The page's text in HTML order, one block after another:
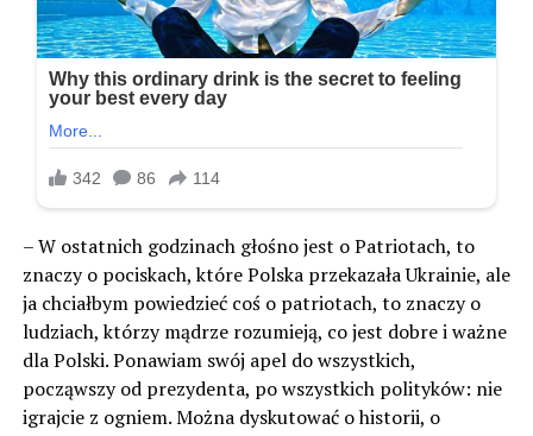
– W ostatnich godzinach głośno jest o Patriotach, to
znaczy o pociskach, które Polska przekazała Ukrainie, ale
ja chciałbym powiedzieć coś o patriotach, to znaczy o
ludziach, którzy mądrze rozumieją, co jest dobre i ważne
dla Polski. Ponawiam swój apel do wszystkich,
począwszy od prezydenta, po wszystkich polityków: nie
igrajcie z ogniem. Można dyskutować o historii, o